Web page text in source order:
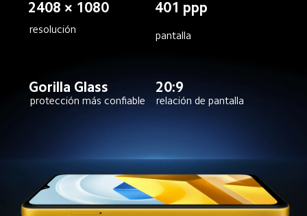
2408 × 1080 401 ppp
resolución
pantalla
Gorilla Glass 20:9
protección más confiable relación de pantalla